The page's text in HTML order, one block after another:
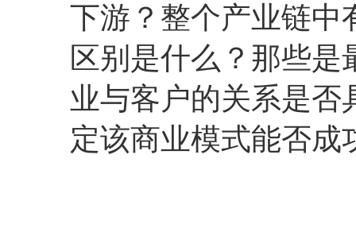
下游？整个产业链中
区别是什么？那些
业与客户的关系是否
定该商业模式能否成